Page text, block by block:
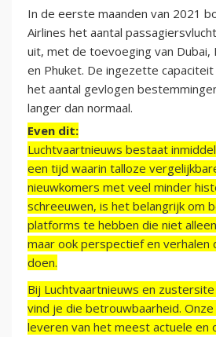
In de eerste maanden van 2021
Airlines het aantal
uit, met de toevoeging van Dubai,
en Phuket. De ingezette
het aantal gevlogen
langer dan normaal.
Even dit:
Luchtvaartnieuws bestaat
een tijd waarin talloze
nieuwkomers met veel minder
schreeuwen, is het belangrijk om
platforms te hebben die niet
maar ook perspectief en verhalen
doen.
Bij Luchtvaartnieuws en
vind je die betrouwbaarheid.
leveren van het meest actuele en